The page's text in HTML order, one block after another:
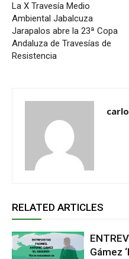
La X Travesía Medio
Ambiental Jabalcuza
Jarapalos abre la 23ª Copa
Andaluza de Travesías de
Resistencia
RELATED ARTICLES
Gámez